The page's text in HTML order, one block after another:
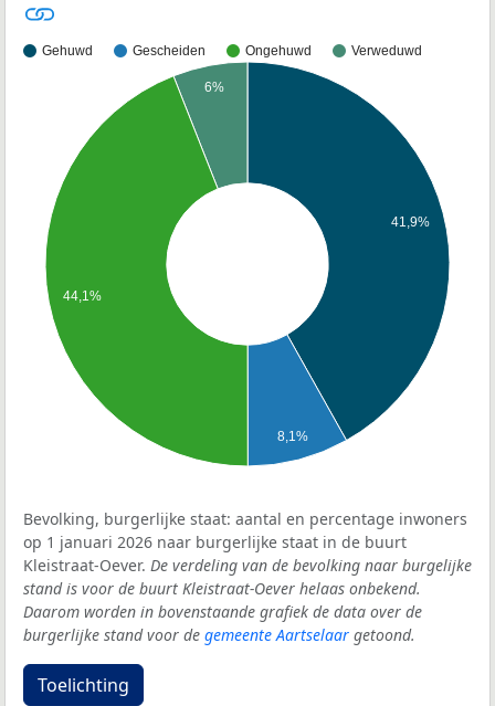
Gehuwd Gescheiden Ongehuwd Verweduwd
41,9%
8,1%
6%
44,1%
Bevolking, burgerlijke staat: aantal en percentage inwoners
op 1 januari 2026 naar burgerlijke staat in de buurt
Kleistraat-Oever. De verdeling van de bevolking naar burgelijke
stand is voor de buurt Kleistraat-Oever helaas onbekend.
Daarom worden in bovenstaande grafiek de data over de
burgerlijke stand voor de gemeente Aartselaar getoond.
Toelichting